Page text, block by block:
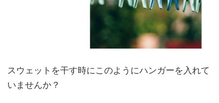
スウェットを干す時にこのようにハンガーを入れて
いませんか？